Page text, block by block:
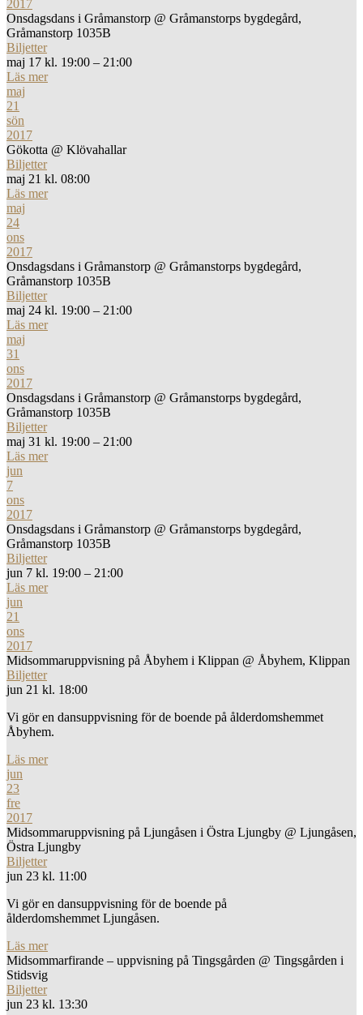
2017
Onsdagsdans i Gråmanstorp @ Gråmanstorps bygdegård,
Gråmanstorp 1035B
Biljetter
maj 17 kl. 19:00 – 21:00
Läs mer
maj
21
sön
2017
Gökotta @ Klövahallar
Biljetter
maj 21 kl. 08:00
Läs mer
maj
24
ons
2017
Onsdagsdans i Gråmanstorp @ Gråmanstorps bygdegård,
Gråmanstorp 1035B
Biljetter
maj 24 kl. 19:00 – 21:00
Läs mer
maj
31
ons
2017
Onsdagsdans i Gråmanstorp @ Gråmanstorps bygdegård,
Gråmanstorp 1035B
Biljetter
maj 31 kl. 19:00 – 21:00
Läs mer
jun
7
ons
2017
Onsdagsdans i Gråmanstorp @ Gråmanstorps bygdegård,
Gråmanstorp 1035B
Biljetter
jun 7 kl. 19:00 – 21:00
Läs mer
jun
21
ons
2017
Midsommaruppvisning på Åbyhem i Klippan @ Åbyhem, Klippan
Biljetter
jun 21 kl. 18:00
Vi gör en dansuppvisning för de boende på ålderdomshemmet
Åbyhem.
Läs mer
jun
23
fre
2017
Midsommaruppvisning på Ljungåsen i Östra Ljungby @ Ljungåsen,
Östra Ljungby
Biljetter
jun 23 kl. 11:00
Vi gör en dansuppvisning för de boende på
ålderdomshemmet Ljungåsen.
Läs mer
Midsommarfirande – uppvisning på Tingsgården @ Tingsgården i
Stidsvig
Biljetter
jun 23 kl. 13:30